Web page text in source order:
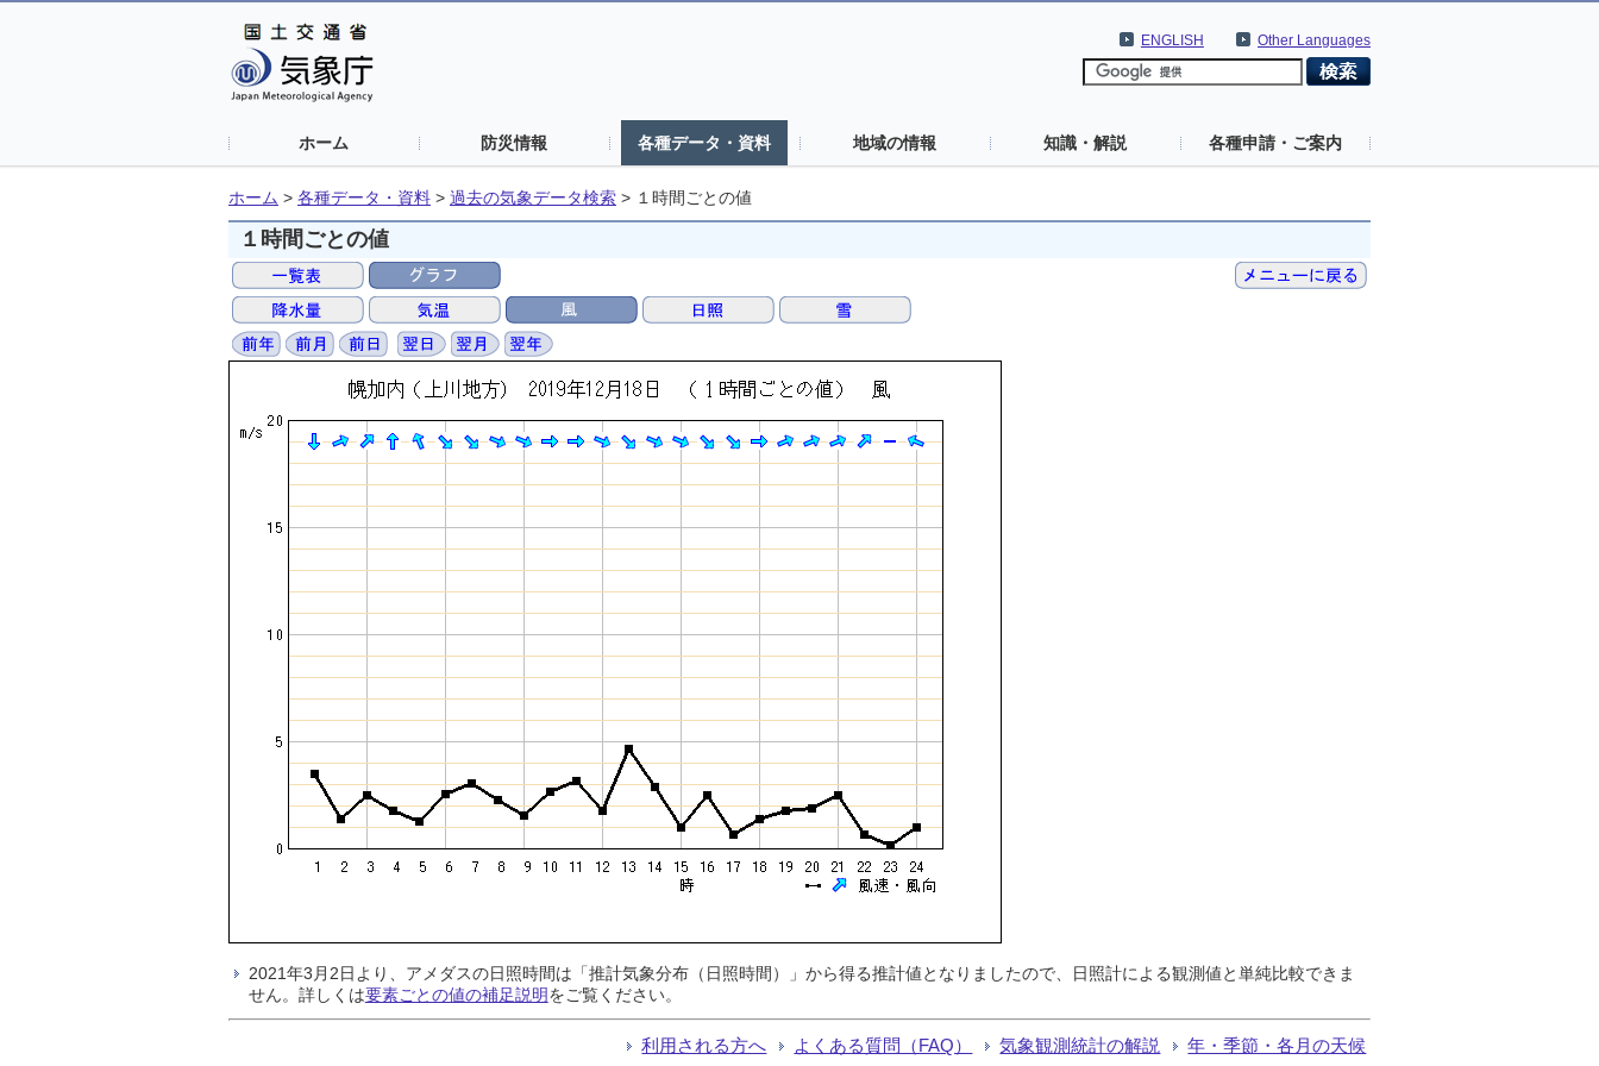
Other Languages
ENGLISH
ホーム 防災情報 各種データ・資料 地域の情報 知識・解説 各種申請・ご案内
ホーム > 各種データ・資料 > 過去の気象データ検索 > １時間ごとの値
１時間ごとの値
2021年3月2日より、アメダスの日照時間は「推計気象分布（日照時間）」から得る推計値となりましたので、日照計による観測値と単純比較できま
せん。詳しくは要素ごとの値の補足説明をご覧ください。
利用される方へ よくある質問（FAQ） 気象観測統計の解説 年・季節・各月の天候